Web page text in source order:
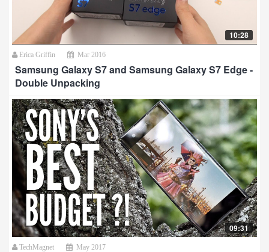
10:28
Erica Griffin Mar 2016
Samsung Galaxy S7 and Samsung Galaxy S7 Edge -
Double Unpacking
09:31
TechMagnet May 2017